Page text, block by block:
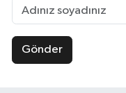
Gönder